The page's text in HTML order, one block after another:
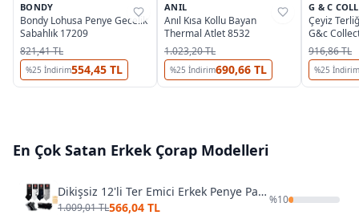
%65
BONDY
Bondy Lohusa Penye Gecelik
Sabahlık 17209
821,41 TL
%25 İndirim554,45 TL
%44
ANIL
Anıl Kısa Kollu Bayan
Thermal Atlet 8532
1.023,20 TL
%25 İndirim690,66 TL
%37
G & C
Çeyiz
G&c
916,86 TL
%25 İndirim
En Çok Satan Erkek Çorap Modelleri
Dikişsiz 12'li Ter Emici Erkek Penye Patik Şirin 7090-07- 12 ADET
1.009,01 TL566,04 TL
%10